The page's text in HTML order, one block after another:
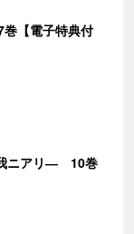
【電子特典付
ニアリ― 10巻